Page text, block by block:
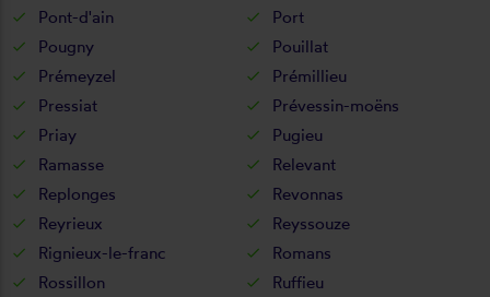
Pont-d'ain
Port
Pougny
Pouillat
Prémeyzel
Prémillieu
Pressiat
Prévessin-moëns
Priay
Pugieu
Ramasse
Relevant
Replonges
Revonnas
Reyrieux
Reyssouze
Rignieux-le-franc
Romans
Rossillon
Ruffieu